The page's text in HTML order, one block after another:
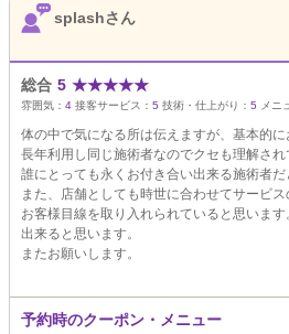
splashさん
総合 5 ★★★★★
雰囲気： 4 接客サービス： 5 技術・仕上がり： 5 メニ
体の中で気になる所は伝えますが、基本的に
長年利用し同じ施術者なのでクセも理解され
誰にとっても永くお付き合い出来る施術者だ
また、店舗としても時世に合わせてサービ
お客様目線を取り入れられていると思いま
出来ると思います。
またお願いします。
予約時のクーポン・メニュー